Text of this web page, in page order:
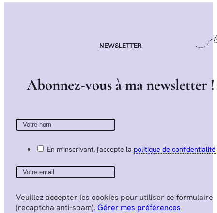
NEWSLETTER
Abonnez-vous àmanewsletter !
En m'inscrivant, j'accepte la politique de confidentialité
Veuillez accepter les cookies pour utiliser ce formulaire
(recaptcha anti-spam). Gérer mes préférences